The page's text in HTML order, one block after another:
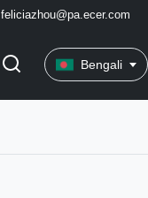
feliciazhou@pa.ecer.com
Bengali